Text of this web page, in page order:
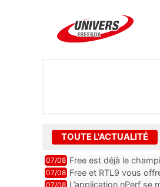
TOUTE L'ACTUALITÉ
07/08 Free est déjà le
encore au moin...
07/08 Free et RTL9 vous
l’obtenir
07/08 L’application nPerf se